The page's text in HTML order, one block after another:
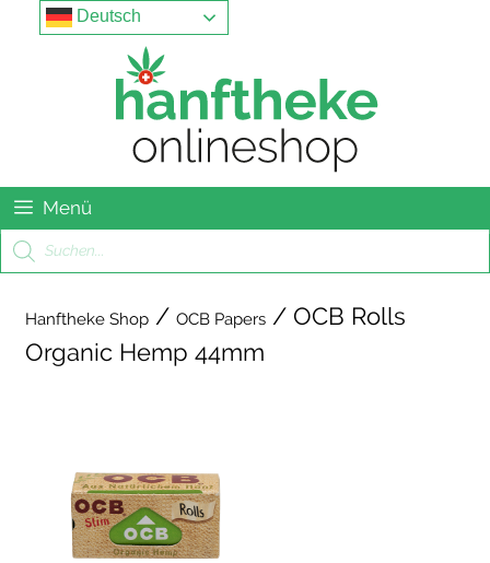
Springe
Menu
Menü
Products
search
Hanftheke Shop / OCB Papers / OCB Rolls
Organic Hemp 44mm
Deutsch